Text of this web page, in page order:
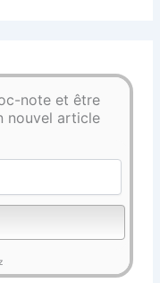
note et être
nouvel article